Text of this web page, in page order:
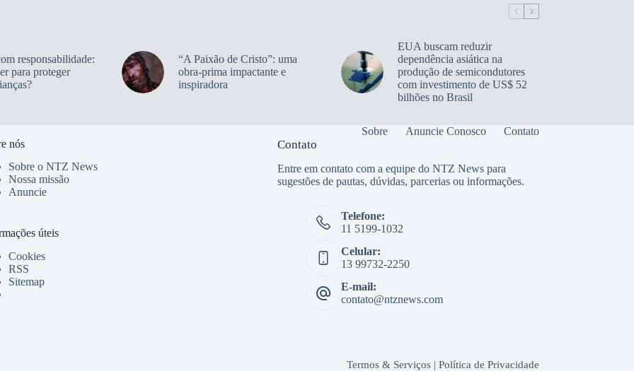
responsabilidade:
para proteger
“A Paixão de Cristo”: uma
obra-prima impactante e
inspiradora
EUA buscam reduzir
dependência asiática na
produção de semicondutores
com investimento de US$ 52
bilhões no Brasil
Sobre Anuncie Conosco Contato
nós
Sobre o NTZ News
Nossa missão
Anuncie
úteis
Cookies
RSS
Sitemap
Contato
Entre em contato com a equipe do NTZ News para
sugestões de pautas, dúvidas, parcerias ou informações.
Telefone:
11 5199-1032
Celular:
13 99732-2250
E-mail:
contato@ntznews.com
Termos & Serviços| Política de Privacidade